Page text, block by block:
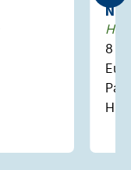
H.
8
H.